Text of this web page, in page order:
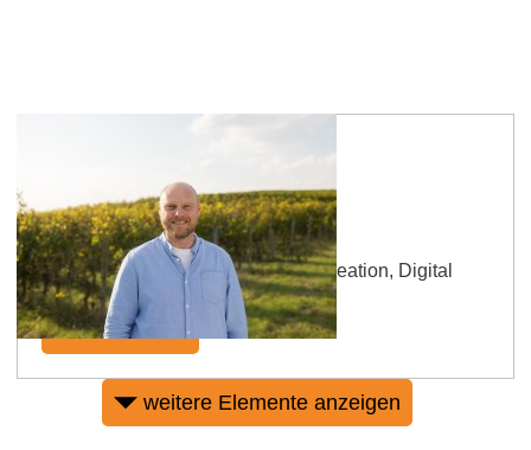
Sebastian Binder
Online-Kommunikation, Content-Creation, Digital
Marketing
mehr erfahren
weitere Elemente anzeigen